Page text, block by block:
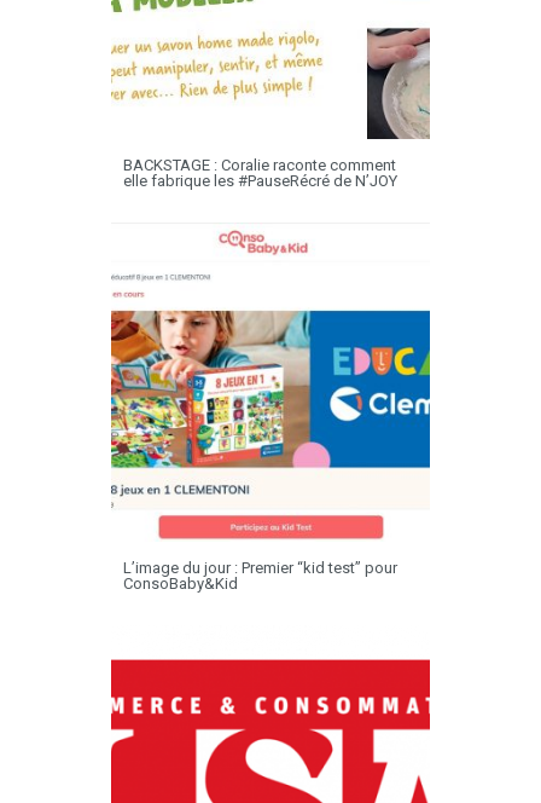
BACKSTAGE : Coralie raconte comment
elle fabrique les #PauseRécré de N’JOY
L’image du jour : Premier “kid test” pour
ConsoBaby&Kid